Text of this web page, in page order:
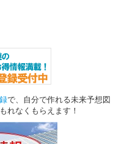
で、自分で作れる未来予想図
れなくもらえます！